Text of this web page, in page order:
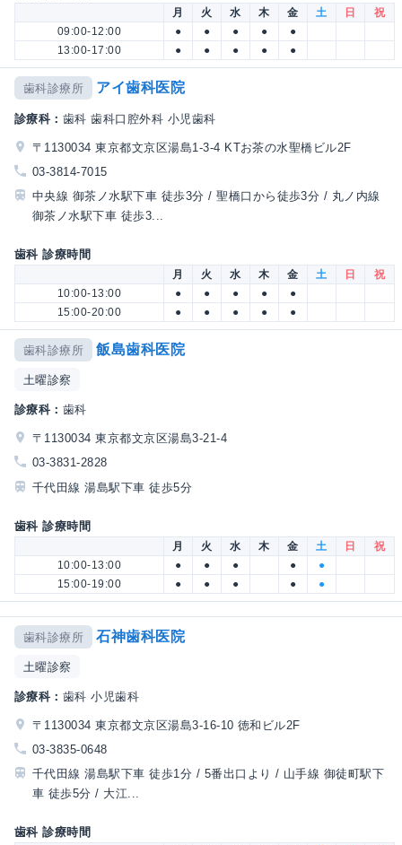
月 火 水 木 金 土 日
祝
09:00-12:00
● ● ● ●
●
13:00-17:00
● ● ● ● ●
歯科診療所 アイ歯科医院
診療科： 歯科 歯科口腔外科 小児歯科
〒1130034 東京都文京区湯島1-3-4 KTお茶の水聖橋ビル2F
03-3814-7015
中央線 御茶ノ水駅下車 徒歩3分 / 聖橋口から徒歩3分 / 丸ノ内線
御茶ノ水駅下車 徒歩3...
歯科 診療時間
月 火 水 木 金 土 日
祝
10:00-13:00
● ● ● ●
●
15:00-20:00
● ● ● ● ●
歯科診療所 飯島歯科医院
土曜診察
診療科： 歯科
〒1130034 東京都文京区湯島3-21-4
03-3831-2828
千代田線 湯島駅下車 徒歩5分
歯科 診療時間
月 火 水 木 金 土 日
祝
10:00-13:00
● ● ● ●
●
15:00-19:00
● ● ● ● ●
歯科診療所 石神歯科医院
土曜診察
診療科： 歯科 小児歯科
〒1130034 東京都文京区湯島3-16-10 徳和ビル2F
03-3835-0648
千代田線 湯島駅下車 徒歩1分 / 5番出口より / 山手線 御徒町駅下
車 徒歩5分 / 大江...
歯科 診療時間